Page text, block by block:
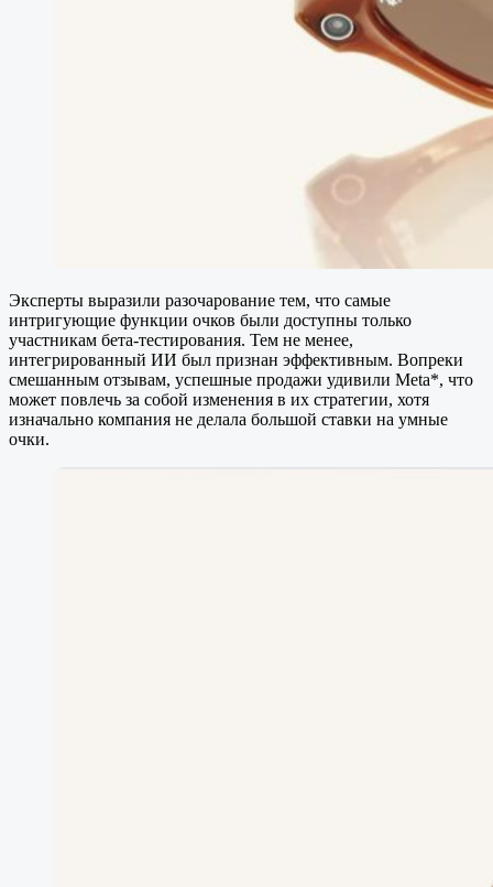
Эксперты выразили разочарование тем, что самые
интригующие функции очков были доступны только
участникам бета-тестирования. Тем не менее,
интегрированный ИИ был признан эффективным. Вопреки
смешанным отзывам, успешные продажи удивили Mеtа*, что
может повлечь за собой изменения в их стратегии, хотя
изначально компания не делала большой ставки на умные
очки.